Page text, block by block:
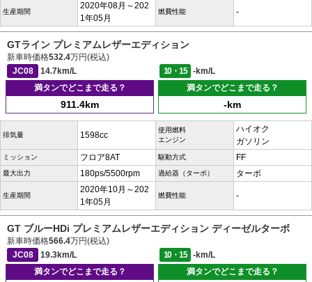
生産期間
2020年08月～202
1年05月
燃費性能 -
GTライン プレミアムレザーエディション
新車時価格532.4万円(税込)
JC08
14.7km/L 10・15
-km/L
満タンでどこまで走る？
911.4km
満タンでどこまで走る？
-km
排気量 1598cc
使用燃料
エンジン
ハイオク
ガソリン
ミッション フロア8AT 駆動方式 FF
最大出力 180ps/5500rpm 過給器（ターボ） ターボ
生産期間
2020年10月～202
1年05月
燃費性能 -
GT ブルーHDi プレミアムレザーエディション ディーゼルターボ
新車時価格566.4万円(税込)
JC08
19.3km/L 10・15
-km/L
満タンでどこまで走る？
満タンでどこまで走る？